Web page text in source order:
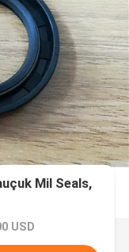
Mil Seals,
USD